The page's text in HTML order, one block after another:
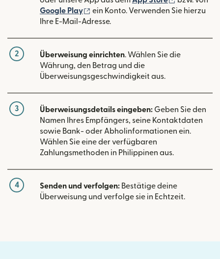
Google Play
(wird in einem neuen Fenster
ein Konto. Verwenden Sie hierzu
Ihre E-Mail-Adresse.
2 Überweisung einrichten. Wählen Sie die
Währung, den Betrag und die
Überweisungsgeschwindigkeit aus.
3 Überweisungsdetails eingeben: Geben Sie den
Namen Ihres Empfängers, seine Kontaktdaten
sowie Bank- oder Abholinformationen ein.
Wählen Sie eine der verfügbaren
Zahlungsmethoden in Philippinen aus.
4 Senden und verfolgen: Bestätige deine
Überweisung und verfolge sie in Echtzeit.